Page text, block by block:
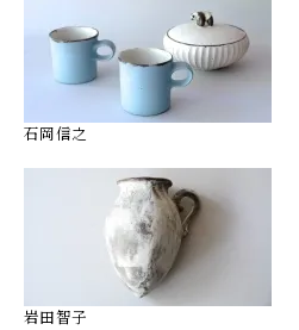
石岡信之
岩田智子